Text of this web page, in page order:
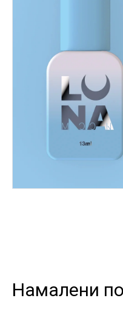
Намалени